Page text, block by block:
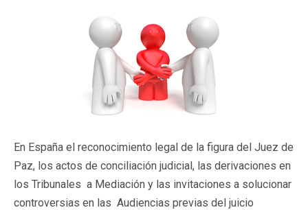
En España el reconocimiento legal de la figura del Juez de
Paz, los actos de conciliación judicial, las derivaciones en
los Tribunales a Mediación y las invitaciones a solucionar
controversias en las Audiencias previas del juicio